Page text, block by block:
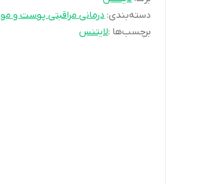
دسته‌بندی:درمانی مراقبتی پوست و مو
برچسب‌ها :لایتنس